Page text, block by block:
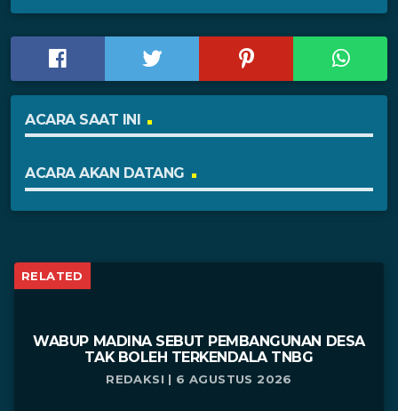
ACARA SAAT INI
ACARA AKAN DATANG
RELATED
WABUP MADINA SEBUT PEMBANGUNAN DESA
TAK BOLEH TERKENDALA TNBG
REDAKSI | 6 AGUSTUS 2026